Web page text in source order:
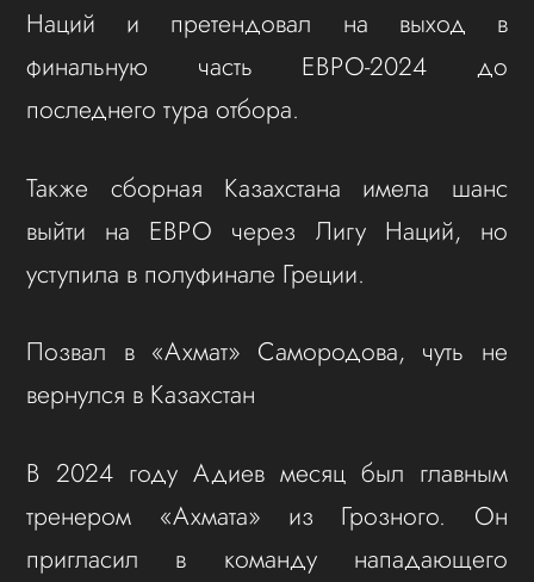
Наций и претендовал на выход в
финальную часть ЕВРО-2024 до
последнего тура отбора.
Также сборная Казахстана имела шанс
выйти на ЕВРО через Лигу Наций, но
уступила в полуфинале Греции.
Позвал в «Ахмат» Самородова, чуть не
вернулся в Казахстан
В 2024 году Адиев месяц был главным
тренером «Ахмата» из Грозного. Он
пригласил в команду нападающего